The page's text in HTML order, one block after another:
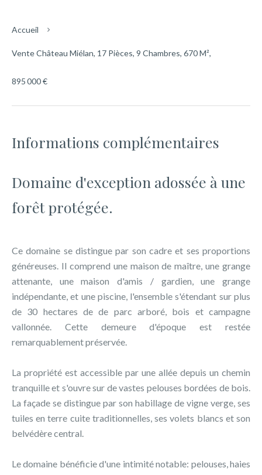
Accueil
Vente Château Miélan, 17 Pièces, 9 Chambres, 670 M²,
895 000 €
Informations complémentaires
Domaine d'exception adossée à une
forêt protégée.
Ce domaine se distingue par son cadre et ses proportions
généreuses. Il comprend une maison de maître, une grange
attenante, une maison d'amis / gardien, une grange
indépendante, et une piscine, l'ensemble s'étendant sur plus
de 30 hectares de de parc arboré, bois et campagne
vallonnée. Cette demeure d'époque est restée
remarquablement préservée.
La propriété est accessible par une allée depuis un chemin
tranquille et s'ouvre sur de vastes pelouses bordées de bois.
La façade se distingue par son habillage de vigne verge, ses
tuiles en terre cuite traditionnelles, ses volets blancs et son
belvédère central.
Le domaine bénéficie d'une intimité notable: pelouses, haies